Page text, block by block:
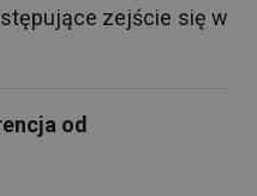
zejście się w
od